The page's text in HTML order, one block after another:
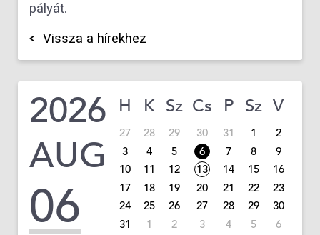
pályát.
Vissza a hírekhez
2026
AUG
06
H K Sz Cs P Sz V
27 28 29 30 31 1
2
3
4 5 6 7 8
9
10
11 12 13 14 15
16
17
18 19 20 21 22
23
24
25 26 27 28 29
30
31
1 2 3 4 5 6